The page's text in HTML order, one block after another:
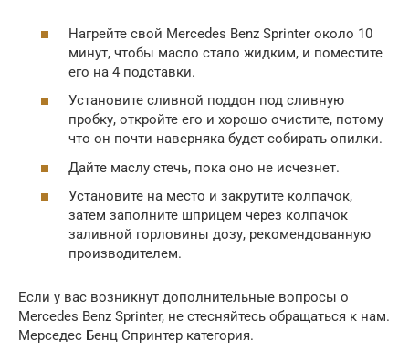
Нагрейте свой Mercedes Benz Sprinter около 10
минут, чтобы масло стало жидким, и поместите
его на 4 подставки.
Установите сливной поддон под сливную
пробку, откройте его и хорошо очистите, потому
что он почти наверняка будет собирать опилки.
Дайте маслу стечь, пока оно не исчезнет.
Установите на место и закрутите колпачок,
затем заполните шприцем через колпачок
заливной горловины дозу, рекомендованную
производителем.
Если у вас возникнут дополнительные вопросы о
Mercedes Benz Sprinter, не стесняйтесь обращаться к нам.
Мерседес Бенц Спринтер категория.